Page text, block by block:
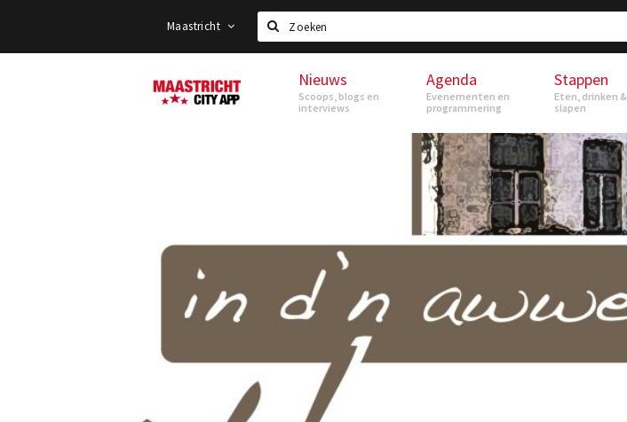
Maastricht
Zoeken
Maastricht Nieuws
Scoops, blogs en
interviews
Agenda
Evenementen en
programmering
Stappen
Eten, drinken &
slapen